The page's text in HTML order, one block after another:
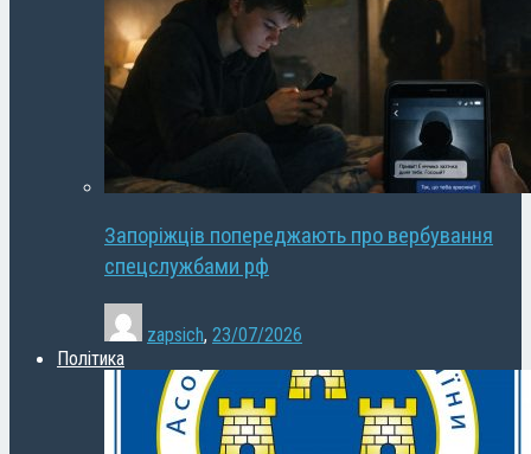
Запоріжців попереджають про вербування
спецслужбами рф
zapsich, 23/07/2026
Політика